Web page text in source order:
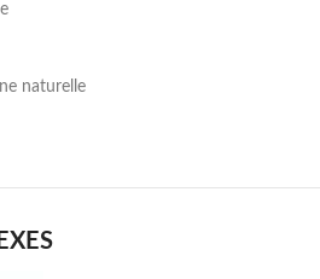
naturelle